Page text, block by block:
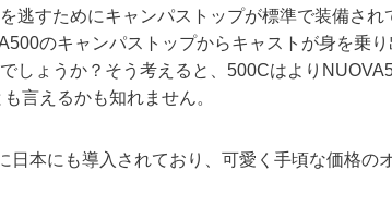
逃すためにキャンパストップが標準で装備さ
のキャンパストップからキャストが身を乗
しょうか？そう考えると、500Cはより
言えるかも知れません。
日本にも導入されており、可愛く手頃な価格の